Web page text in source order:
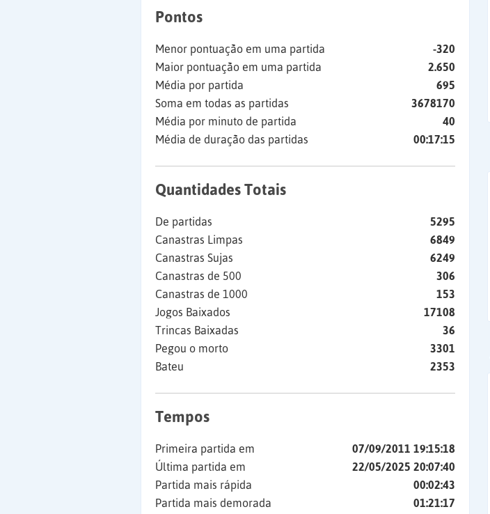
Pontos
Menor pontuação em uma partida
-320
Maior pontuação em uma partida
2.650
Média por partida
695
Soma em todas as partidas
3678170
Média por minuto de partida
40
Média de duração das partidas
00:17:15
Quantidades Totais
De partidas
5295
Canastras Limpas
6849
Canastras Sujas
6249
Canastras de 500
306
Canastras de 1000
153
Jogos Baixados
17108
Trincas Baixadas
36
Pegou o morto
3301
Bateu
2353
Tempos
Primeira partida em
07/09/2011 19:15:18
Última partida em
22/05/2025 20:07:40
Partida mais rápida
00:02:43
Partida mais demorada
01:21:17